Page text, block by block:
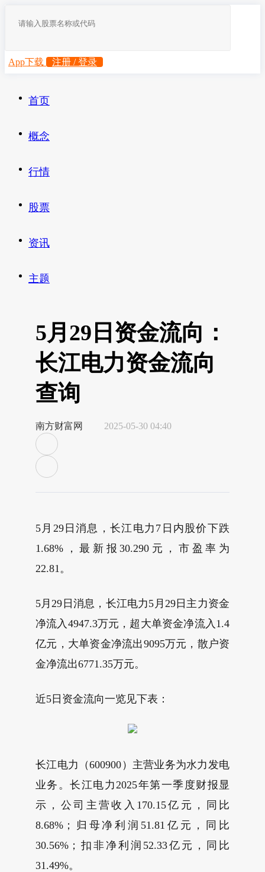
App下载 注册 / 登录
首页
概念
行情
股票
资讯
主题
5月29日资金流向：
长江电力资金流向
查询
南方财富网 2025-05-30 04:40
5月29日消息，长江电力7日内股价下跌
1.68%，最新报30.290元，市盈率为
22.81。
5月29日消息，长江电力5月29日主力资金
净流入4947.3万元，超大单资金净流入1.4
亿元，大单资金净流出9095万元，散户资
金净流出6771.35万元。
近5日资金流向一览见下表：
长江电力（600900）主营业务为水力发电
业务。长江电力2025年第一季度财报显
示，公司主营收入170.15亿元，同比
8.68%；归母净利润51.81亿元，同比
30.56%；扣非净利润52.33亿元，同比
31.49%。